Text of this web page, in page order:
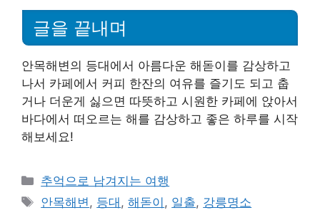
글을 끝내며
안목해변의 등대에서 아름다운 해돋이를 감상하고
나서 카페에서 커피 한잔의 여유를 즐기도 되고 춥
거나 더운게 싫으면 따뜻하고 시원한 카페에 앉아서
바다에서 떠오르는 해를 감상하고 좋은 하루를 시작
해보세요!
Categories
추억으로 남겨지는 여행
Tags
안목해변 , 등대 ,해돋이 , 일출, 강릉명소